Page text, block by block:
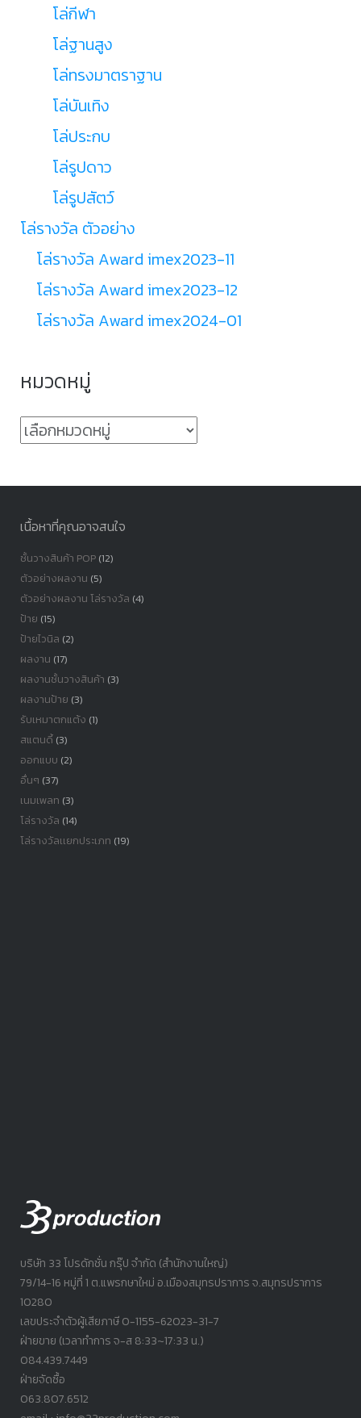
โล่กีฬา
โล่ฐานสูง
โล่ทรงมาตราฐาน
โล่บันเทิง
โล่ประกบ
โล่รูปดาว
โล่รูปสัตว์
โล่รางวัล ตัวอย่าง
โล่รางวัล Award imex2023-11
โล่รางวัล Award imex2023-12
โล่รางวัล Award imex2024-01
หมวดหมู่
หมวด
เนื้อหาที่คุณอาจสนใจ
ชั้นวางสินค้า POP(12)
ตัวอย่างผลงาน (5)
ตัวอย่างผลงาน โล่รางวัล (4)
ป้าย (15)
ป้ายไวนิล (2)
ผลงาน (17)
ผลงานชั้นวางสินค้า (3)
ผลงานป้าย (3)
รับเหมาตกแต้ง (1)
สแตนดี้(3)
ออกแบบ (2)
อื่นๆ (37)
เนมเพลท (3)
โล่รางวัล (14)
โล่รางวัลเเยกประเภท (19)
บริษัท 33 โปรดักชั่น กรุ๊ป จำกัด (สำนักงานใหญ่)
79/14-16 หมู่ที่ 1 ต.แพรกษาใหม่ อ.เมืองสมุทรปราการ จ.สมุทรปราการ
10280
เลขประจำตัวผู้เสียภาษี 0-1155-62023-31-7
ฝ่ายขาย (เวลาทำการ จ-ส 8:33~17:33 น.)
084.439.7449
ฝ่ายจัดซื้อ
063.807.6512